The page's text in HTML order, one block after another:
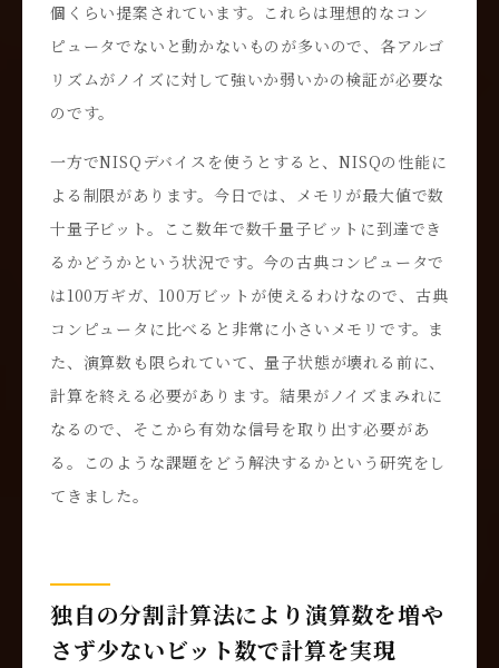
個くらい提案されています。これらは理想的なコン
ピュータでないと動かないものが多いので、各アルゴ
リズムがノイズに対して強いか弱いかの検証が必要な
のです。
一方でNISQデバイスを使うとすると、NISQの性能に
よる制限があります。今日では、メモリが最大値で数
十量子ビット。ここ数年で数千量子ビットに到達でき
るかどうかという状況です。今の古典コンピュータで
は100万ギガ、100万ビットが使えるわけなので、古典
コンピュータに比べると非常に小さいメモリです。ま
た、演算数も限られていて、量子状態が壊れる前に、
計算を終える必要があります。結果がノイズまみれに
なるので、そこから有効な信号を取り出す必要があ
る。このような課題をどう解決するかという研究をし
てきました。
独自の分割計算法により演算数を増や
さず少ないビット数で計算を実現